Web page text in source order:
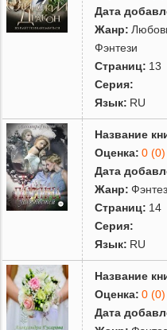
Дата
Жанр:
Фэнтези
Страниц: 13
Серия:
Язык: RU
Название
Оценка: 0 (0)
Дата
Жанр:
Страниц: 14
Серия:
Язык: RU
Название
Оценка: 0 (0)
Дата